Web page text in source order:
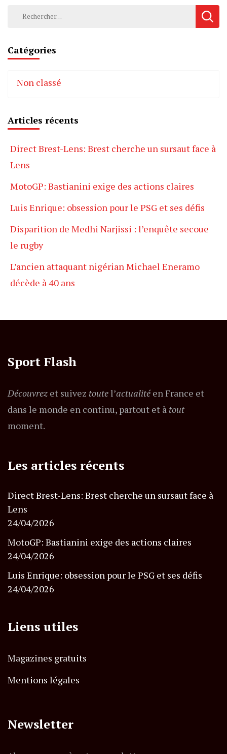
Rechercher :
Catégories
Non classé
Articles récents
Direct Brest-Lens: Brest cherche un sursaut face à
Lens
MotoGP: Bastianini exige des actions claires
Luis Enrique: obsession pour le PSG et ses défis
Disparition de Medhi Narjissi : l’enquête secoue
le rugby
L’ancien attaquant nigérian Michael Eneramo
décède à 40 ans
Sport Flash
Découvrez et suivez toutel’actualitéen France et
dans le monde en continu, partout et à tout
moment.
Les articles récents
Direct Brest-Lens: Brest cherche un sursaut face à
Lens
24/04/2026
MotoGP: Bastianini exige des actions claires
24/04/2026
Luis Enrique: obsession pour le PSG et ses défis
24/04/2026
Liens utiles
Magazines gratuits
Mentions légales
Newsletter